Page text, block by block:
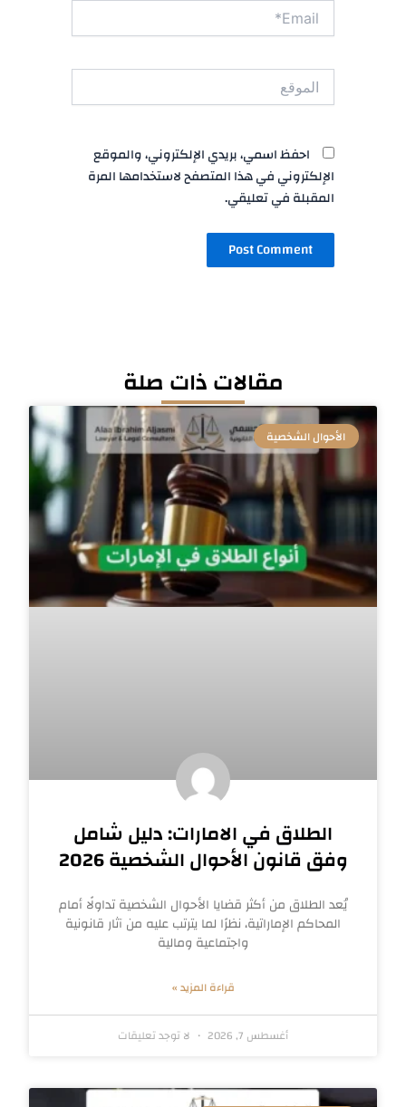
Email*
الموقع
احفظ اسمي، بريدي الإلكتروني، والموقع
الإلكتروني في هذا المتصفح لاستخدامها المرة
المقبلة في تعليقي.
مقالات ذات صلة
الأحوال الشخصية
الطلاق في الامارات: دليل شامل
وفق قانون الأحوال الشخصية 2026
يُعد الطلاق من أكثر قضايا الأحوال الشخصية تداولًا أمام
المحاكم الإماراتية، نظرًا لما يترتب عليه من آثار قانونية
واجتماعية ومالية
قراءة المزيد »
أغسطس 7, 2026 لا توجد تعليقات